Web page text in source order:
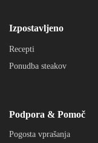
Izpostavljeno
Recepti
Ponudba steakov
Podpora & Pomoč
Pogosta vprašanja